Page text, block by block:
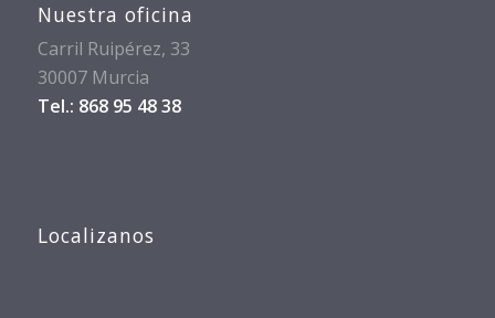
Nuestra oficina
Carril Ruipérez, 33
30007 Murcia
Tel.: 868 95 48 38
Localizanos